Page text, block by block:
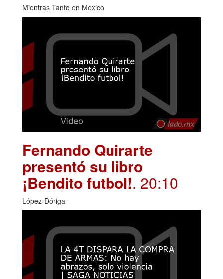
Mientras Tanto en México
Fernando Quirarte
presentó su libro
¡Bendito futbol!. 20:10
López-Dóriga